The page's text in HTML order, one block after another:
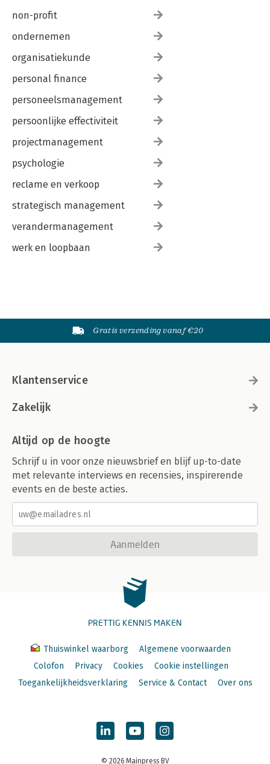
non-profit
ondernemen
organisatiekunde
personal finance
personeelsmanagement
persoonlijke effectiviteit
projectmanagement
psychologie
reclame en verkoop
strategisch management
verandermanagement
werk en loopbaan
Gratis verzending vanaf €20
Klantenservice
Zakelijk
Altijd op de hoogte
Schrijf u in voor onze nieuwsbrief en blijf up-to-date
met relevante interviews en recensies, inspirerende
events en de beste acties.
Aanmelden
PRETTIG KENNIS MAKEN
Thuiswinkel waarborg
Algemene voorwaarden
Colofon
Privacy Cookies
Cookie instellingen
Toegankelijkheidsverklaring
Service & Contact Over ons
© 2026 Mainpress BV